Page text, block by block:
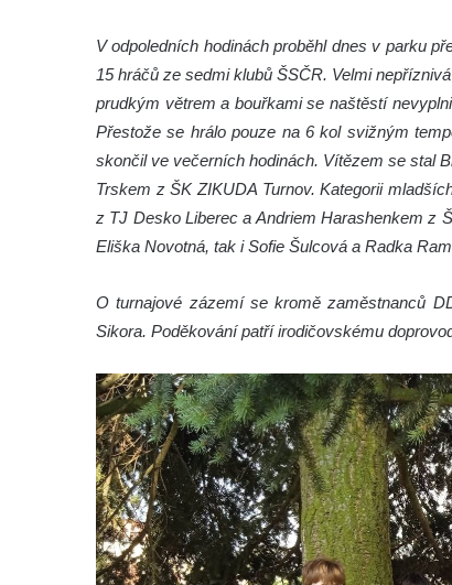
V odpoledních hodinách proběhl dnes v parku
15 hráčů ze sedmi klubů ŠSČR. Velmi
prudkým větrem a bouřkami se naštěstí
Přestože se hrálo pouze na 6 kol svižným
skončil ve večerních hodinách. Vítězem se stal
Trskem z ŠK ZIKUDA Turnov. Kategorii
z TJ Desko Liberec a Andriem Harashenkem z
Eliška Novotná, tak i Sofie Šulcová a Radka
O turnajové zázemí se kromě zaměstnanců
Sikora. Poděkování patří irodičovskému